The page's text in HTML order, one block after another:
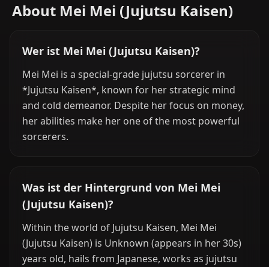
About Mei Mei (Jujutsu Kaisen)
Wer ist Mei Mei (Jujutsu Kaisen)?
Mei Mei is a special-grade jujutsu sorcerer in
*Jujutsu Kaisen*, known for her strategic mind
and cold demeanor. Despite her focus on money,
her abilities make her one of the most powerful
sorcerers.
Was ist der Hintergrund von Mei Mei
(Jujutsu Kaisen)?
Within the world of Jujutsu Kaisen, Mei Mei
(Jujutsu Kaisen) is Unknown (appears in her 30s)
years old, hails from Japanese, works as jujutsu